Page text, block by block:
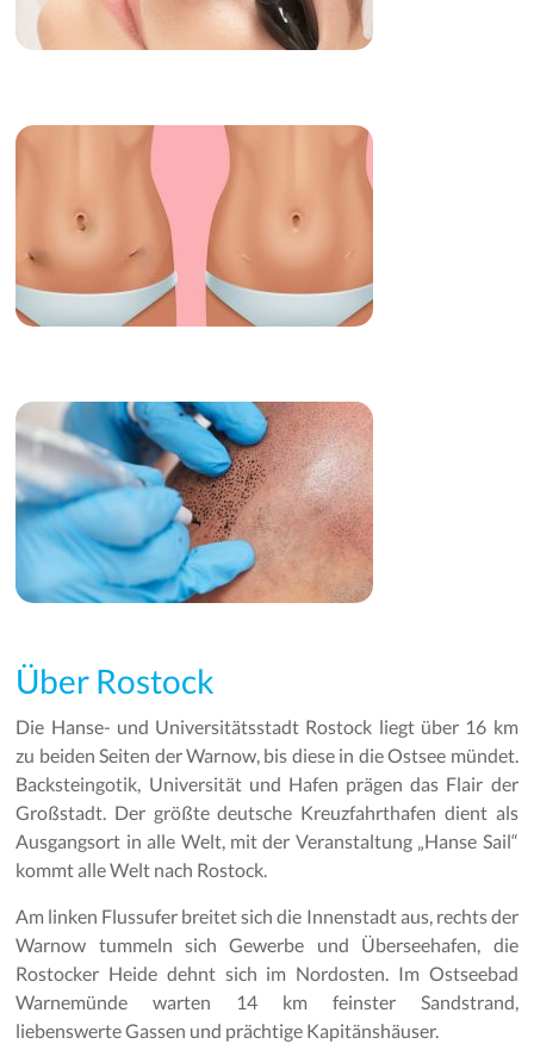
Über Rostock
Die Hanse- und Universitätsstadt Rostock liegt über 16 km
zu beiden Seiten der Warnow, bis diese in die Ostsee mündet.
Backsteingotik, Universität und Hafen prägen das Flair der
Großstadt. Der größte deutsche Kreuzfahrthafen dient als
Ausgangsort in alle Welt, mit der Veranstaltung „Hanse Sail“
kommt alle Welt nach Rostock.
Am linken Flussufer breitet sich die Innenstadt aus, rechts der
Warnow tummeln sich Gewerbe und Überseehafen, die
Rostocker Heide dehnt sich im Nordosten. Im Ostseebad
Warnemünde warten 14 km feinster Sandstrand,
liebenswerte Gassen und prächtige Kapitänshäuser.